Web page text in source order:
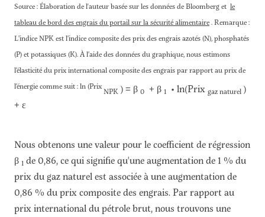
Source : Élaboration de l'auteur basée sur les données de Bloomberg et le
tableau de bord des engrais du portail sur la sécurité alimentaire. Remarque :
L’indice NPK est l’indice composite des prix des engrais azotés (N), phosphatés
(P) et potassiques (K). À l’aide des données du graphique, nous estimons
l’élasticité du prix international composite des engrais par rapport au prix de
l’énergie comme suit : ln (Prix
NPK ) = β 0 + β 1 • ln(Prix gaz naturel )
+ ε
Nous obtenons une valeur pour le coefficient de régression
β 1 de 0,86, ce qui signifie qu'une augmentation de 1 % du
prix du gaz naturel est associée à une augmentation de
0,86 % du prix composite des engrais. Par rapport au
prix international du pétrole brut, nous trouvons une